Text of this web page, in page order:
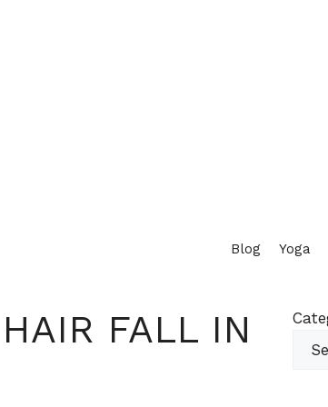
Blog Yoga
FALL IN